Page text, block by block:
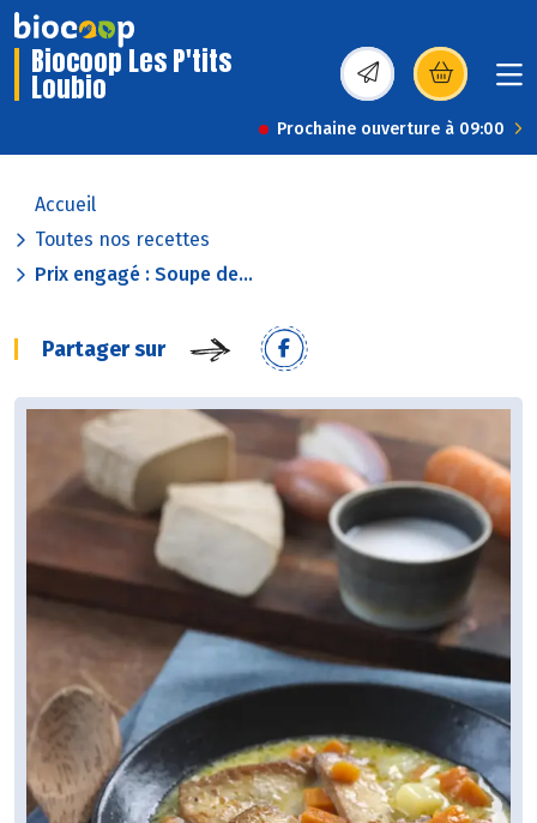
Biocoop Les P'tits
Loubio (s’ouvre dans une
Prochaine ouverture à 09:00
Accueil
Toutes nos recettes
Prix engagé : Soupe de...
Partager sur